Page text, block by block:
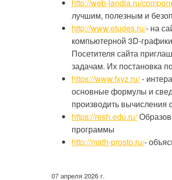
http://web-landia.ru/
лучшим, полезным и
http://www.etudes.ru/- на
компьютерной 3D-
Посетителя сайта
задачам. Их постановка
https://www.fxyz.ru/-
основные формулы и
производить
https://resh.edu.ru/
программы
http://math-prosto.ru/-
07 апреля 2026 г.